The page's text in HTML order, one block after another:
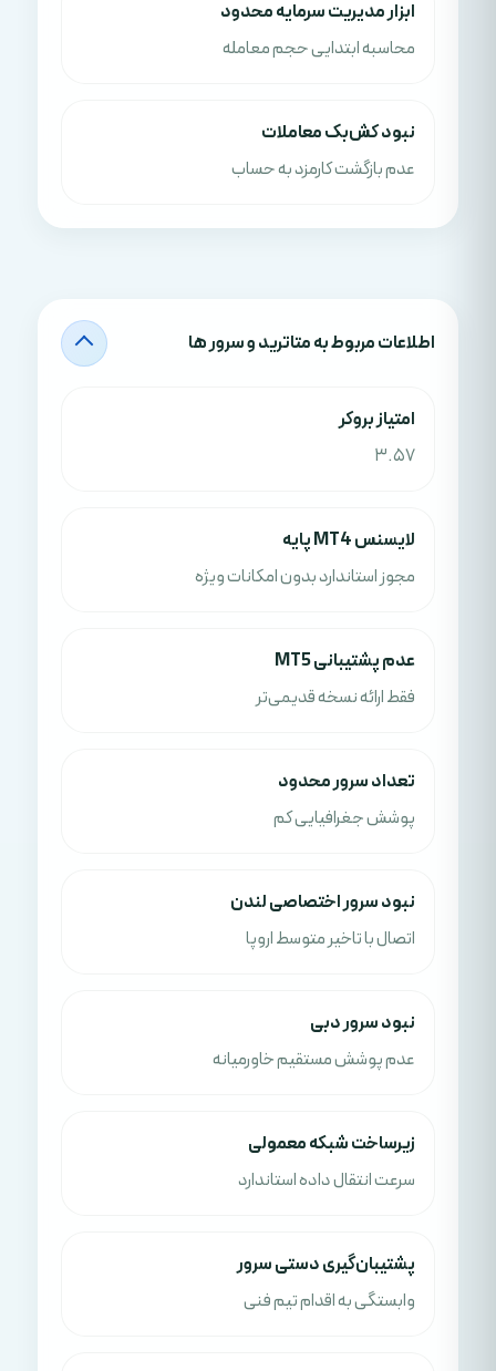
ابزار مدیریت سرمایه محدود
محاسبه ابتدایی حجم معامله
نبود کش‌بک معاملات
عدم بازگشت کارمزد به حساب
اطلاعات مربوط به متاترید و سرور ها
امتياز بروکر
3.57
لایسنس MT4 پایه
مجوز استاندارد بدون امکانات ویژه
عدم پشتیبانی MT5
فقط ارائه نسخه قدیمی‌تر
تعداد سرور محدود
پوشش جغرافیایی کم
نبود سرور اختصاصی لندن
اتصال با تاخیر متوسط اروپا
نبود سرور دبی
عدم پوشش مستقیم خاورمیانه
زیرساخت شبکه معمولی
سرعت انتقال داده استاندارد
پشتیبان‌گیری دستی سرور
وابستگی به اقدام تیم فنی